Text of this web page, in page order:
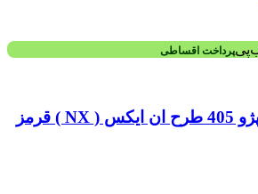
پرداخت اقساطی
خطر عقب اسپرت پژو 405 طرح ان ایکس ( NX ) قرمز